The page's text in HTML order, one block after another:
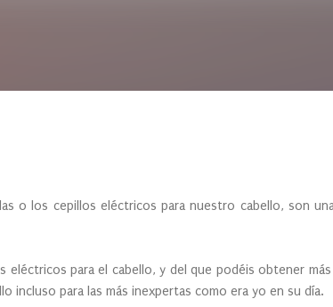
o los cepillos eléctricos para nuestro cabello, son
eléctricos para el cabello, y del que podéis obtener
incluso para las más inexpertas como era yo en su día.